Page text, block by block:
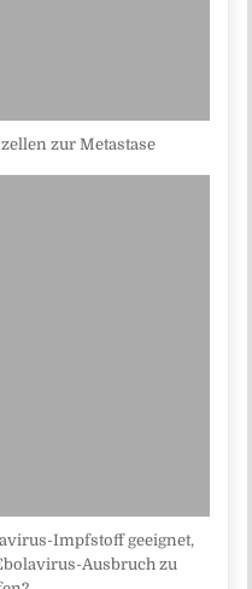
zur Metastase
Impfstoff geeignet,
Ausbruch zu